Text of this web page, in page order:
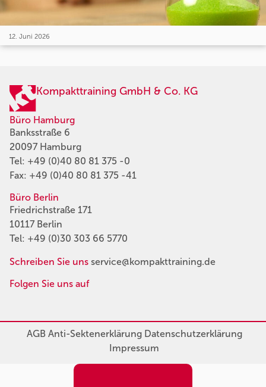
12. Juni 2026
Kompakttraining GmbH & Co. KG
Büro Hamburg
Banksstraße 6
20097 Hamburg
Tel: +49 (0)40 80 81 375 -0
Fax: +49 (0)40 80 81 375 -41
Büro Berlin
Friedrichstraße 171
10117 Berlin
Tel: +49 (0)30 303 66 5770
Schreiben Sie uns service@kompakttraining.de
Folgen Sie uns auf
AGBAnti-SektenerklärungDatenschutzerklärung
Impressum